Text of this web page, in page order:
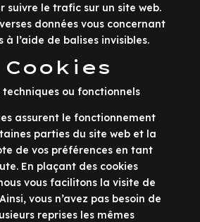
suivre le trafic sur un site web.
données vous concernant
à l’aide de balises invisibles.
Cookies
techniques ou fonctionnels
assurent le fonctionnement
parties du site web et la
de vos préférences en tant
En plaçant des cookies
vous facilitons la visite de
vous n’avez pas besoin de
reprises les mêmes